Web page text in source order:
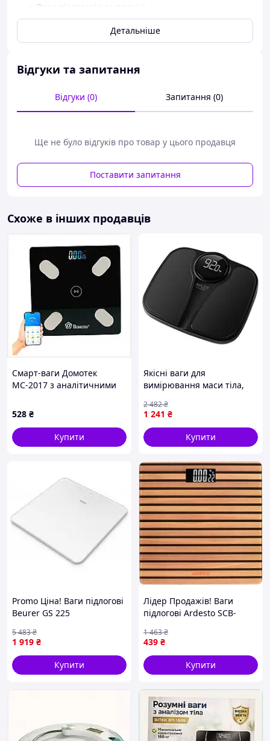
Ваги підлогові електронні
Матеріал платформи: загартоване скло
Елементи живлення: 3VCR2032 x 1
Максимальне навантаження: 150 кг
Одиниці виміру: кг/фунти/грами/унція
Автоматичне вимкнення
Індикація заряду батареї
Індикація перевантаження
Колір малюнок, м'ята
інтернет-магазині за найдоступнішими цінами.
Детальніше
Відгуки та запитання
Відгуки (0) Запитання (0)
Ще не було відгуків про товар у цього продавця
Поставити запитання
Схоже в інших продавців
Смарт-ваги Домотек
МС-2017 з аналітичними
528 ₴
Купити
Якісні ваги для
вимірювання маси тіла,
підлогові для вимірювання
маси тіла HP-90
1 241 ₴
2 482₴
Купити
Promo Ціна! Ваги підлогові
Beurer GS 225
ZaGrosh.com.ua
1 919 ₴
5 483₴
Купити
Лідер Продажів! Ваги
підлогові Ardesto SCB-
439 ₴
1 463₴
Купити